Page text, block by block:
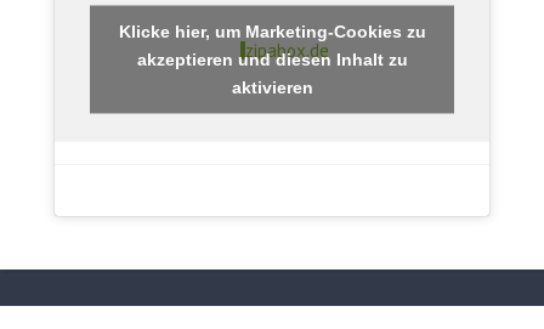
zipabox.de
Klicke hier, um Marketing-Cookies zu
akzeptieren und diesen Inhalt zu
aktivieren